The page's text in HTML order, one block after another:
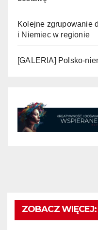
Kolejne zgrupowanie
i Niemiec w regionie
[GALERIA] Polsko-
ZOBACZ WIĘCEJ: